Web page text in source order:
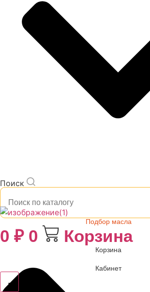
Поиск
Подбор масла
0 ₽ 0 Корзина
Корзина
Кабинет